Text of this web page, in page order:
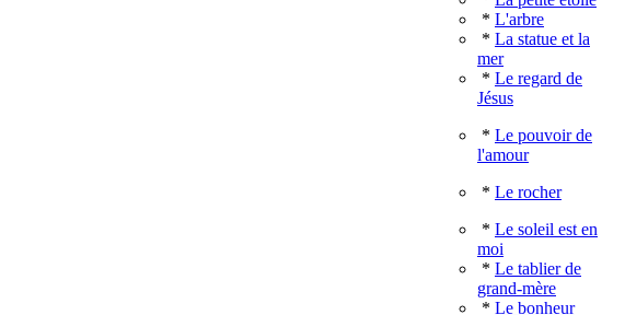
* L'arbre
* La statue et la
mer
* Le regard de
Jésus
* Le pouvoir de
l'amour
* Le rocher
* Le soleil est en
moi
* Le tablier de
grand-mère
* Le bonheur